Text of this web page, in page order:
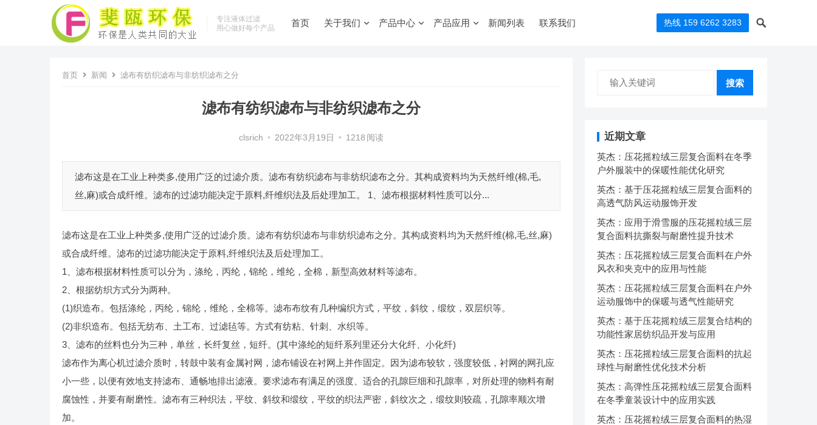
专注液体过滤
用心做好每个产品
首页 关于我们 产品中心 产品应用 新闻列表 联系我们 热线 159 6262 3283
首页 新闻 滤布有纺织滤布与非纺织滤布之分
滤布有纺织滤布与非纺织滤布之分
clsrich • 2022年3月19日 • 1218 阅读
滤布这是在工业上种类多,使用广泛的过滤介质。滤布有纺织滤布与非纺织滤布之分。其构成资料均为天然纤维(棉,毛,
丝,麻)或合成纤维。滤布的过滤功能决定于原料,纤维织法及后处理加工。 1、滤布根据材料性质可以分...
滤布这是在工业上种类多,使用广泛的过滤介质。滤布有纺织滤布与非纺织滤布之分。其构成资料均为天然纤维(棉,毛,丝,麻)
或合成纤维。滤布的过滤功能决定于原料,纤维织法及后处理加工。
1、滤布根据材料性质可以分为，涤纶，丙纶，锦纶，维纶，全棉，新型高效材料等滤布。
2、根据纺织方式分为两种。
(1)织造布。包括涤纶，丙纶，锦纶，维纶，全棉等。滤布布纹有几种编织方式，平纹，斜纹，缎纹，双层织等。
(2)非织造布。包括无纺布、土工布、过滤毡等。方式有纺粘、针刺、水织等。
3、滤布的丝料也分为三种，单丝，长纤复丝，短纤。(其中涤纶的短纤系列里还分大化纤、小化纤)
滤布作为离心机过滤介质时，转鼓中装有金属衬网，滤布铺设在衬网上并作固定。因为滤布较软，强度较低，衬网的网孔应
小一些，以便有效地支持滤布、通畅地排出滤液。要求滤布有满足的强度、适合的孔隙巨细和孔隙率，对所处理的物料有耐
腐蚀性，并要有耐磨性。滤布有三种织法，平纹、斜纹和缎纹，平纹的织法严密，斜纹次之，缎纹则较疏，孔隙率顺次增
加。
搜索
近期文章
英杰：压花摇粒绒三层复合面料在冬季
户外服装中的保暖性能优化研究
英杰：基于压花摇粒绒三层复合面料的
高透气防风运动服饰开发
英杰：应用于滑雪服的压花摇粒绒三层
复合面料抗撕裂与耐磨性提升技术
英杰：压花摇粒绒三层复合面料在户外
风衣和夹克中的应用与性能
英杰：压花摇粒绒三层复合面料在户外
运动服饰中的保暖与透气性能研究
英杰：基于压花摇粒绒三层复合结构的
功能性家居纺织品开发与应用
英杰：压花摇粒绒三层复合面料的抗起
球性与耐磨性优化技术分析
英杰：高弹性压花摇粒绒三层复合面料
在冬季童装设计中的应用实践
英杰：压花摇粒绒三层复合面料的热湿